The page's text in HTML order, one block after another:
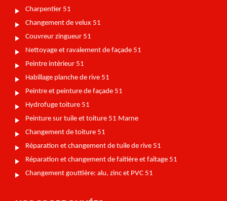
Charpentier 51
Changement de velux 51
Couvreur zingueur 51
Nettoyage et ravalement de façade 51
Peintre intérieur 51
Habillage planche de rive 51
Peintre et peinture de façade 51
Hydrofuge toiture 51
Peinture sur tuile et toiture 51 Marne
Changement de toiture 51
Réparation et changement de tuile de rive 51
Réparation et changement de faîtière et faîtage 51
Changement gouttière: alu, zinc et PVC 51